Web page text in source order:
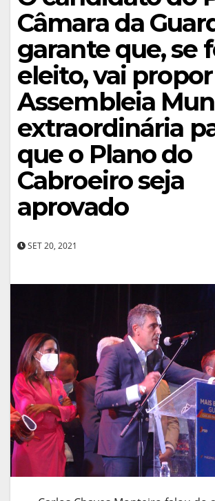
Câmara da
garante que, se
eleito, vai
Assembleia
extraordinária
que o Plano do
Cabroeiro seja
aprovado
SET 20, 2021